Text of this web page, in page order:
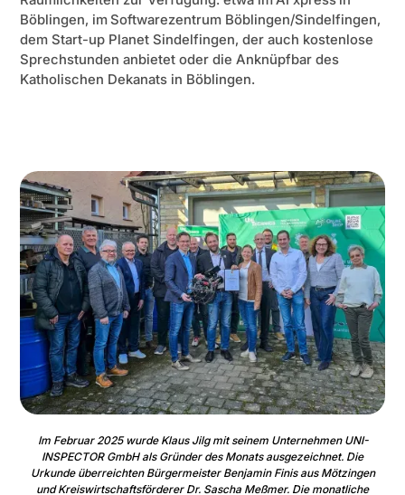
Böblingen, im Softwarezentrum Böblingen/Sindelfingen,
dem Start-up Planet Sindelfingen, der auch kostenlose
Sprechstunden anbietet oder die Anknüpfbar des
Katholischen Dekanats in Böblingen.
Im Februar 2025 wurde Klaus Jilg mit seinem Unternehmen UNI-
INSPECTOR GmbH als Gründer des Monats ausgezeichnet. Die
Urkunde überreichten Bürgermeister Benjamin Finis aus Mötzingen
und Kreiswirtschaftsförderer Dr. Sascha Meßmer. Die monatliche